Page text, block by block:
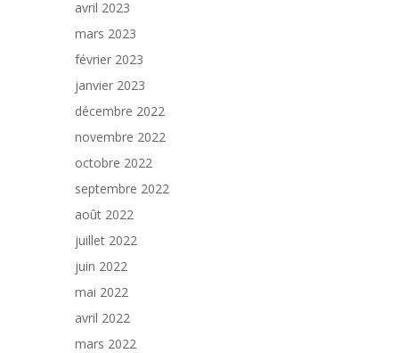
avril 2023
mars 2023
février 2023
janvier 2023
décembre 2022
novembre 2022
octobre 2022
septembre 2022
août 2022
juillet 2022
juin 2022
mai 2022
avril 2022
mars 2022